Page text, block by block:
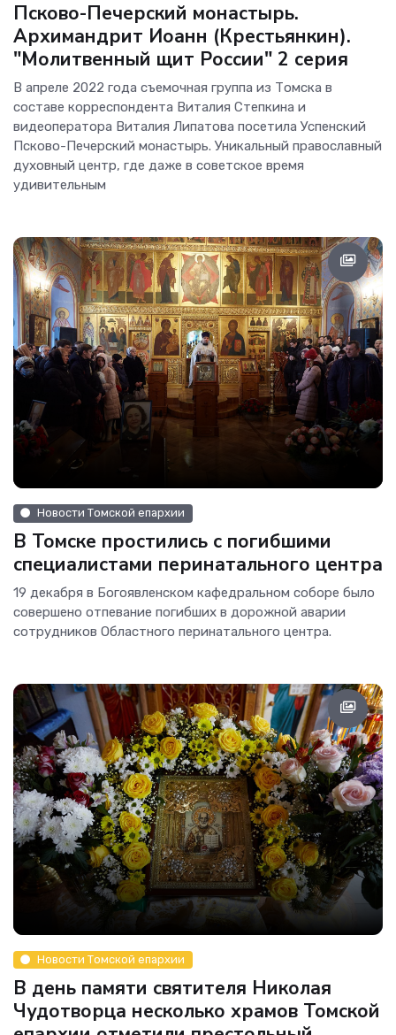
Псково-Печерский монастырь.
Архимандрит Иоанн (Крестьянкин).
"Молитвенный щит России" 2 серия
В апреле 2022 года съемочная группа из Томска в
составе корреспондента Виталия Степкина и
видеоператора Виталия Липатова посетила Успенский
Псково-Печерский монастырь. Уникальный православный
духовный центр, где даже в советское время
удивительным
Новости Томской епархии
В Томске простились с погибшими
специалистами перинатального центра
19 декабря в Богоявленском кафедральном соборе было
совершено отпевание погибших в дорожной аварии
сотрудников Областного перинатального центра.
Новости Томской епархии
В день памяти святителя Николая
Чудотворца несколько храмов Томской